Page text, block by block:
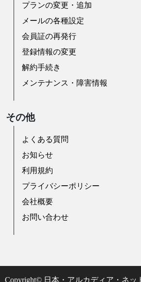
プランの変更・追加
メールの各種設定
会員証の再発行
登録情報の変更
解約手続き
メンテナンス・障害情報
その他
よくある質問
お知らせ
利用規約
プライバシーポリシー
会社概要
お問い合わせ
Copyright© 日本・アルカディア・ネッ